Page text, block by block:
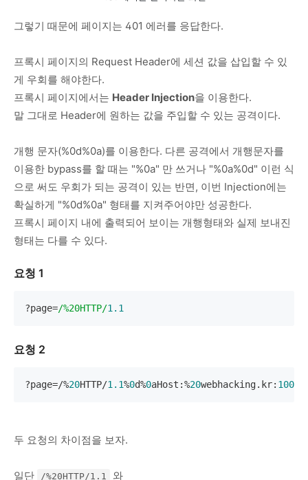
그렇기 때문에 페이지는 401 에러를 응답한다.
프록시 페이지의 Request Header에 세션 값을 삽입할 수 있
게 우회를 해야한다.
프록시 페이지에서는 Header Injection을 이용한다.
말 그대로 Header에 원하는 값을 주입할 수 있는 공격이다.
개행 문자(%0d%0a)를 이용한다. 다른 공격에서 개행문자를
이용한 bypass를 할 때는 "%0a" 만 쓰거나 "%0a%0d" 이런 식
으로 써도 우회가 되는 공격이 있는 반면, 이번 Injection에는
확실하게 "%0d%0a" 형태를 지켜주어야만 성공한다.
프록시 페이지 내에 출력되어 보이는 개행형태와 실제 보내진
형태는 다를 수 있다.
요청 1
?page=/%20HTTP/1.1
요청 2
?page=/%20HTTP/1.1%0d%0aHost:%20webhacking.kr: 10008
두 요청의 차이점을 보자.
일단 /%20HTTP/1.1 와